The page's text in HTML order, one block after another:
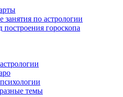
по астрологии
построения гороскопа
темы